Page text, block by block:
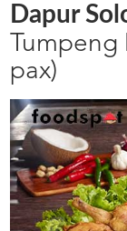
OUR
COMPANY
KATA
MEREKA
LOYALTY
PROGRAM
FAQ
ABOUT
US
Dapur
Tumpeng
pax)